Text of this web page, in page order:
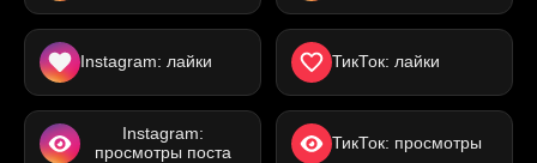
Instagram: лайки ТикТок: лайки
Instagram:
просмотры поста
ТикТок: просмотры